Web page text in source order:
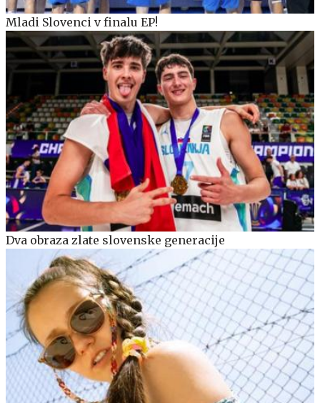
Mladi Slovenci v finalu EP!
Dva obraza zlate slovenske generacije